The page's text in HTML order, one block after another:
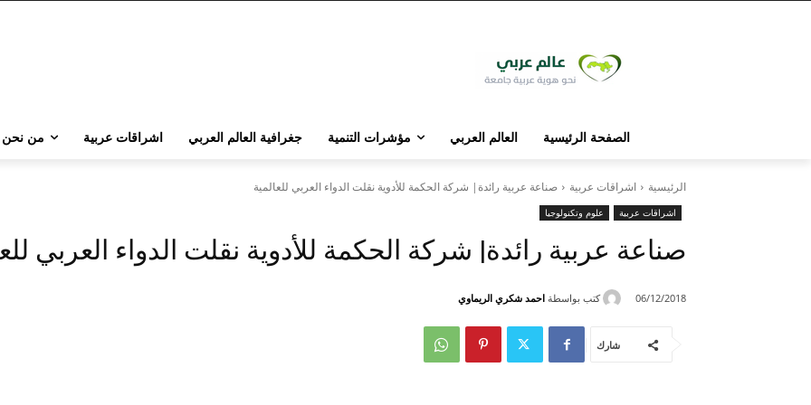
الصفحة الرئيسية العالم العربي مؤشرات التنمية جغرافية العالم العربي اشراقات عربية من نحن
الرئيسية اشراقات عربية صناعة عربية رائدة| شركة الحكمة للأدوية نقلت الدواء العربي للعالمية
اشراقات عربية علوم وتكنولوجيا
صناعة عربية رائدة| شركة الحكمة للأدوية نقلت الدواء العربي
06/12/2018 كتب بواسطة احمد شكري الريماوي
شارك